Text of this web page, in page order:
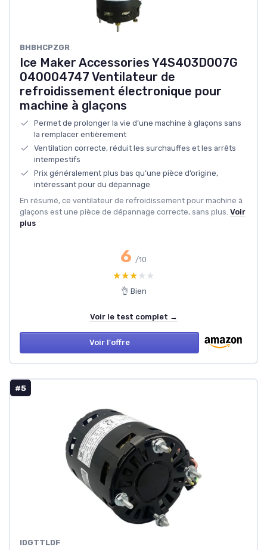
‎BHBHCPZGR
Ice Maker Accessories Y4S403D007G
040004747 Ventilateur de
refroidissement électronique pour
machine à glaçons
Permet de prolonger la vie d’une machine à glaçons sans
la remplacer entièrement
Ventilation correcte, réduit les surchauffes et les arrêts
intempestifs
Prix généralement plus bas qu’une pièce d’origine,
intéressant pour du dépannage
En résumé, ce ventilateur de refroidissement pour machine à
glaçons est une pièce de dépannage correcte, sans plus. Voir
plus
6 /10
★★★★★
★★★★★
👌 Bien
Voir le test complet →
Voir l'offre
#5
‎IDGTTLDF